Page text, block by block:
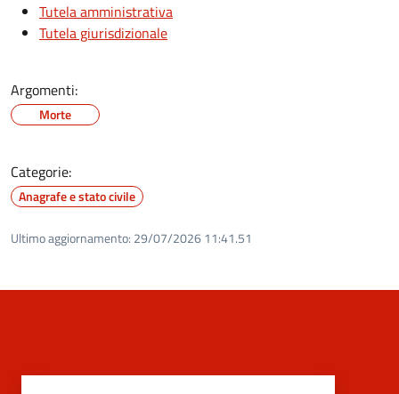
Tutela amministrativa
Tutela giurisdizionale
Argomenti:
Morte
Categorie:
Anagrafe e stato civile
Ultimo aggiornamento: 29/07/2026 11:41.51